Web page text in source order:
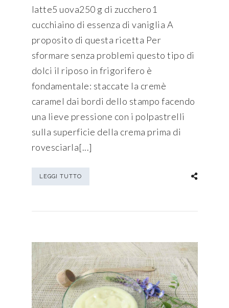
latte5 uova250 g di zucchero1
cucchiaino di essenza di vaniglia A
proposito di questa ricetta Per
sformare senza problemi questo tipo di
dolci il riposo in frigorifero è
fondamentale: staccate la cremè
caramel dai bordi dello stampo facendo
una lieve pressione con i polpastrelli
sulla superficie della crema prima di
rovesciarla[...]
LEGGI TUTTO